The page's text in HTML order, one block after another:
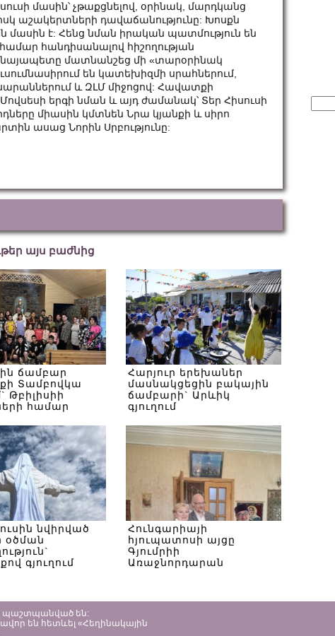
մասին՝ չթաքցնելով, օրինակ, մարդկանց
աշակերտների դավաճանությունը: Խոսքն
է: Հենց նման իրական պատմություն են
հանդիսանալով հիշողության
մատնանշեց մի «տարօրինակ
են կատեխիզմի սրահներում,
և ԶԼՄ միջոցով: Հավատքի
երգի նման և այդ ժամանակ՝ Տեր Հիսուսի
միասին կմտնեն Նրա կյանքի և սիրո
ասաց Նորին Սրբությունը:
այս բաժնից
ճամբար
Տամբովկա
Թբիլիսիի
համար
Հարյուր երեխաներ
մասնակցեցին բակային
ճամբարի` Արևիկ
գյուղում
նվիրված
օծման
գյուղում
Հունգարիայի
հյուպատոսի այցը
Գյումրիի
Առաջնորդարան
for:
պաշտպանված են:
են հետևել «Հեղինակային